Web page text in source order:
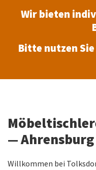
Wir bieten
Bitte nutzen
— Ahrensburg
Willkommen bei